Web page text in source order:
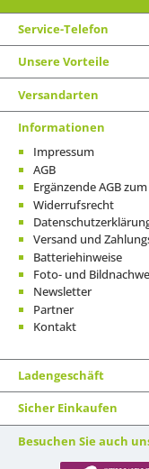
Service-Telefon
Unsere Vorteile
Versandarten
Informationen
Impressum
AGB
Ergänzende AGB
Widerrufsrecht
Versand und
Batteriehinweise
Foto- und
Newsletter
Partner
Kontakt
Ladengeschäft
Sicher Einkaufen
Besuchen Sie auch